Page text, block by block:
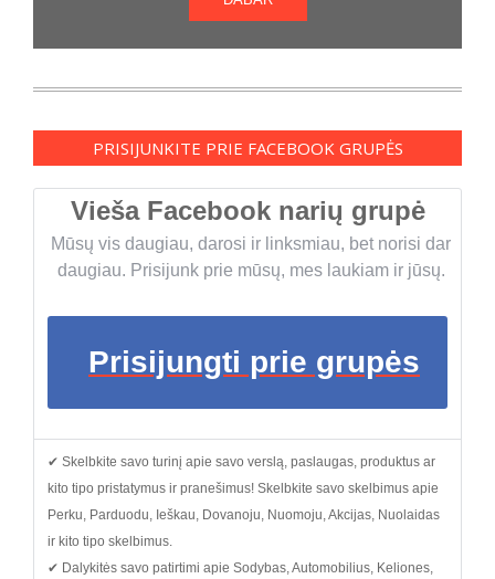
PRISIJUNKITE PRIE FACEBOOK GRUPĖS
Vieša Facebook narių grupė
Mūsų vis daugiau, darosi ir linksmiau, bet norisi dar
daugiau. Prisijunk prie mūsų, mes laukiam ir jūsų.
Prisijungti prie grupės
✔ Skelbkite savo turinį apie savo verslą, paslaugas, produktus ar
kito tipo pristatymus ir pranešimus! Skelbkite savo skelbimus apie
Perku, Parduodu, Ieškau, Dovanoju, Nuomoju, Akcijas, Nuolaidas
ir kito tipo skelbimus.
✔ Dalykitės savo patirtimi apie Sodybas, Automobilius, Keliones,